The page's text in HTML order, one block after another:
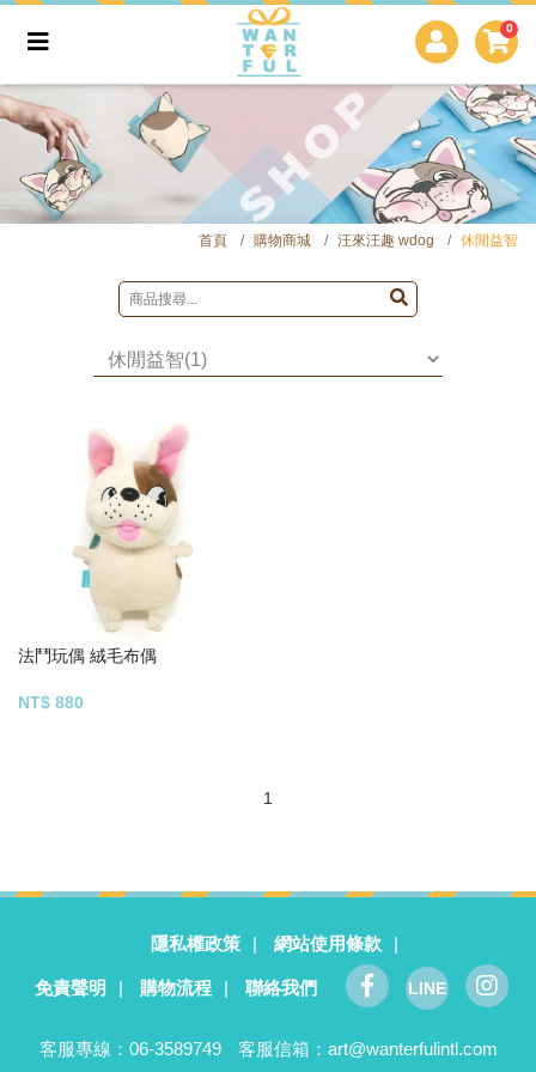
0
首頁 購物商城 汪來汪趣 wdog 休閒益智
法鬥玩偶 絨毛布偶
NT$ 880
1
隱私權政策 | 網站使用條款 |
免責聲明 | 購物流程 | 聯絡我們 LINE
客服專線：06-3589749 客服信箱： art@wanterfulintl.com